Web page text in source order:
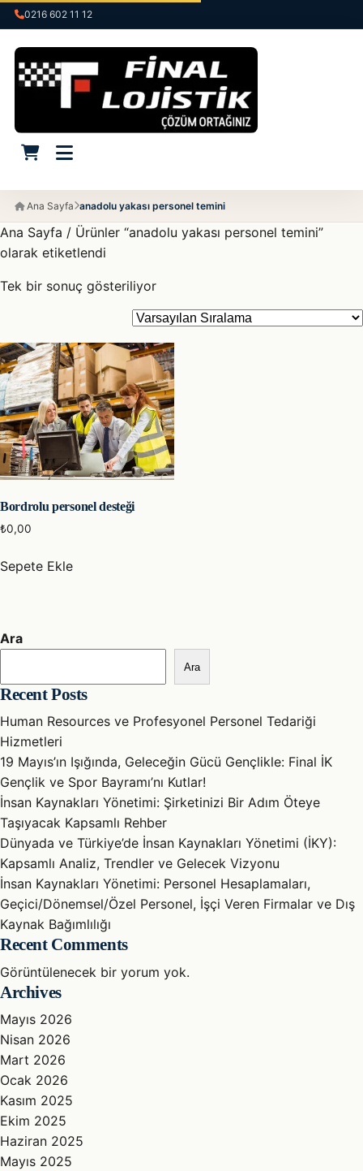
0216 602 11 12
Ana Sayfa anadolu yakası personel temini
Ana Sayfa / Ürünler “anadolu yakası personel temini”
olarak etiketlendi
Tek bir sonuç gösteriliyor
Bordrolu personel desteği
₺0,00
Sepete Ekle
Ara
Ara
Recent Posts
Human Resources ve Profesyonel Personel Tedariği
Hizmetleri
19 Mayıs’ın Işığında, Geleceğin Gücü Gençlikle: Final İK
Gençlik ve Spor Bayramı’nı Kutlar!
İnsan Kaynakları Yönetimi: Şirketinizi Bir Adım Öteye
Taşıyacak Kapsamlı Rehber
Dünyada ve Türkiye’de İnsan Kaynakları Yönetimi (İKY):
Kapsamlı Analiz, Trendler ve Gelecek Vizyonu
İnsan Kaynakları Yönetimi: Personel Hesaplamaları,
Geçici/Dönemsel/Özel Personel, İşçi Veren Firmalar ve Dış
Kaynak Bağımlılığı
Recent Comments
Görüntülenecek bir yorum yok.
Archives
Mayıs 2026
Nisan 2026
Mart 2026
Ocak 2026
Kasım 2025
Ekim 2025
Haziran 2025
Mayıs 2025